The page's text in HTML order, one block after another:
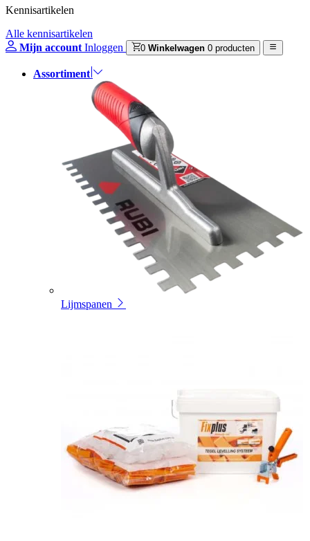
Kennisartikelen
Alle kennisartikelen
Mijn account Inloggen 0 Winkelwagen 0 producten
Assortiment
Lijmspanen